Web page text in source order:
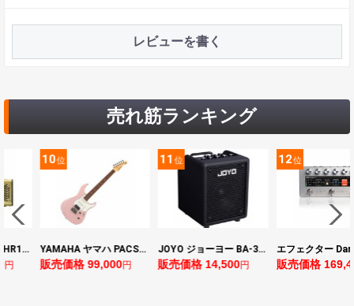
レビューを書く
売れ筋ランキング
YAMAHA ヤマハ PACS+12 ASP Pacifica Standard Plus パシフィカスタンダードプラス エレキギター
円
11位
JOYO ジョーヨー BA-30 VIBE CUBE BLK 30W 小型ベースアンプ Bluetooth+OTGオーディオI/F搭載
販売価格 14,500円
12位
エフェクター Darkglass Electronics Anagram ベースエフェクター プリアンプ ダークグラス アナグラム
販売価格 169,400円
13位
販売価格